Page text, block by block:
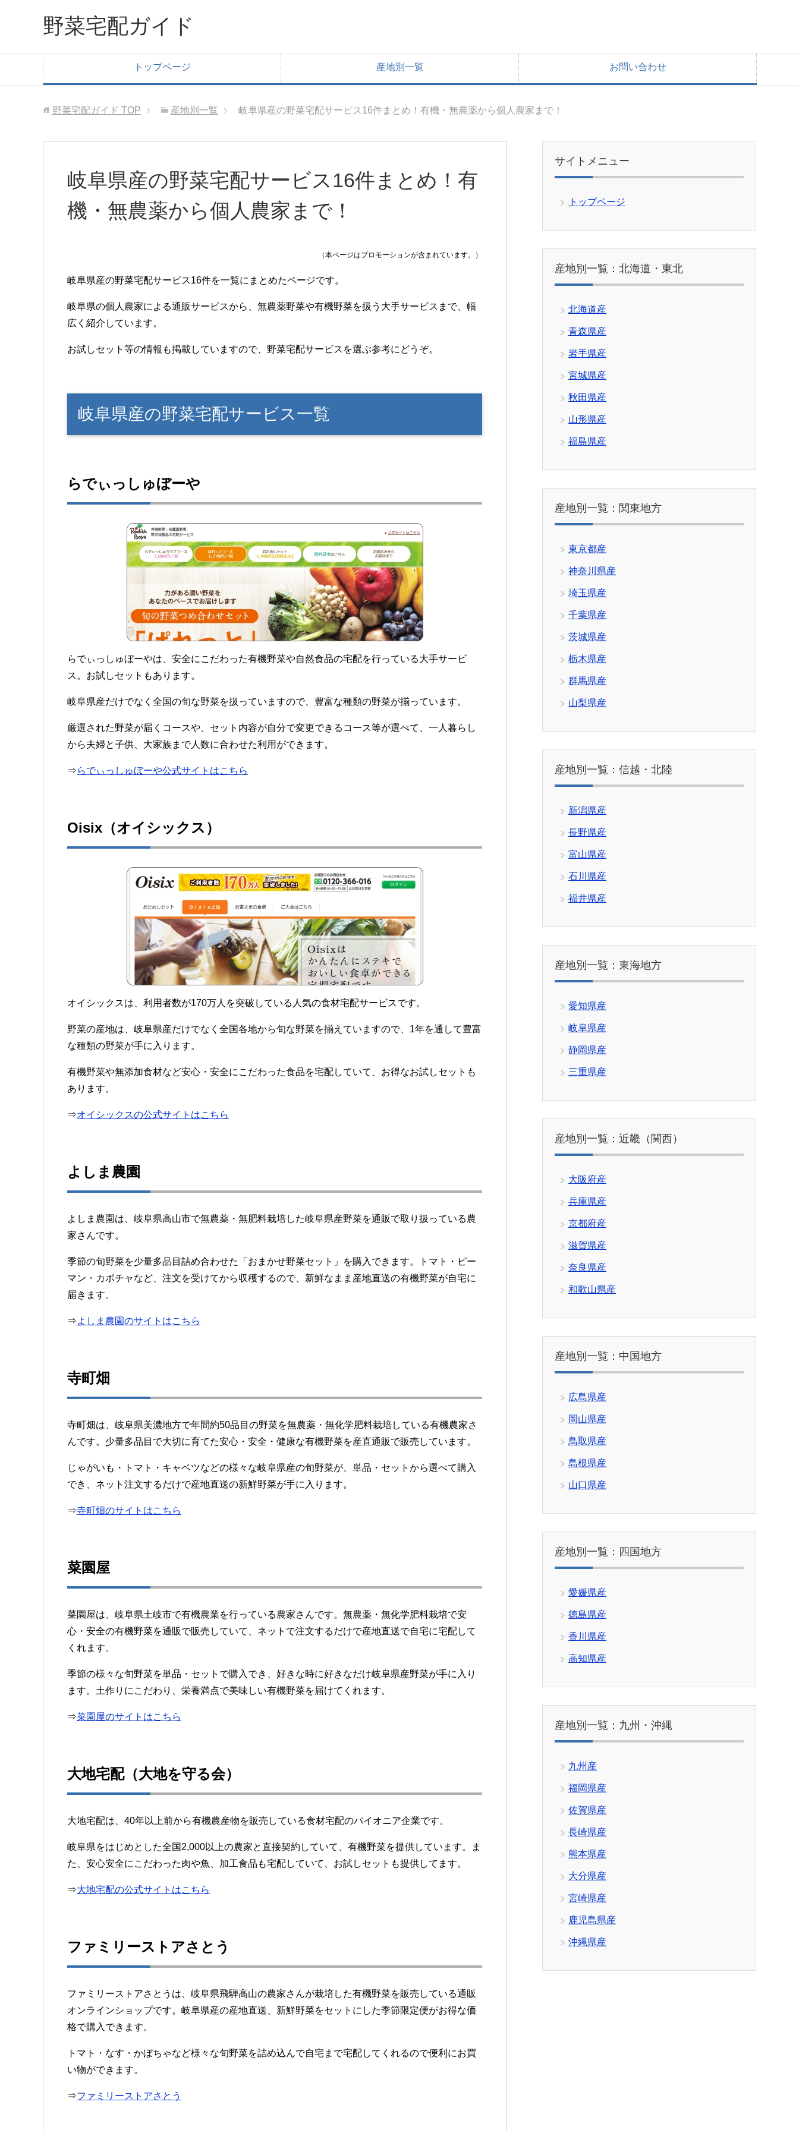
野菜宅配ガイド
トップページ 産地別一覧 お問い合わせ
野菜宅配ガイド TOP 産地別一覧 岐阜県産の野菜宅配サービス16件まとめ！有機・無農薬から個人農家まで！
岐阜県産の野菜宅配サービス16件まとめ！有
機・無農薬から個人農家まで！
（本ページはプロモーションが含まれています。）
岐阜県産の野菜宅配サービス16件を一覧にまとめたページです。
岐阜県の個人農家による通販サービスから、無農薬野菜や有機野菜を扱う大手サービスまで、幅
広く紹介しています。
お試しセット等の情報も掲載していますので、野菜宅配サービスを選ぶ参考にどうぞ。
岐阜県産の野菜宅配サービス一覧
らでぃっしゅぼーや
らでぃっしゅぼーやは、安全にこだわった有機野菜や自然食品の宅配を行っている大手サービ
ス。お試しセットもあります。
岐阜県産だけでなく全国の旬な野菜を扱っていますので、豊富な種類の野菜が揃っています。
厳選された野菜が届くコースや、セット内容が自分で変更できるコース等が選べて、一人暮らし
から夫婦と子供、大家族まで人数に合わせた利用ができます。
⇒らでぃっしゅぼーや公式サイトはこちら
Oisix（オイシックス）
オイシックスは、利用者数が170万人を突破している人気の食材宅配サービスです。
野菜の産地は、岐阜県産だけでなく全国各地から旬な野菜を揃えていますので、1年を通して豊富
な種類の野菜が手に入ります。
有機野菜や無添加食材など安心・安全にこだわった食品を宅配していて、お得なお試しセットも
あります。
⇒オイシックスの公式サイトはこちら
よしま農園
よしま農園は、岐阜県高山市で無農薬・無肥料栽培した岐阜県産野菜を通販で取り扱っている農
家さんです。
季節の旬野菜を少量多品目詰め合わせた「おまかせ野菜セット」を購入できます。トマト・ピー
マン・カボチャなど、注文を受けてから収穫するので、新鮮なまま産地直送の有機野菜が自宅に
届きます。
⇒よしま農園のサイトはこちら
寺町畑
寺町畑は、岐阜県美濃地方で年間約50品目の野菜を無農薬・無化学肥料栽培している有機農家さ
んです。少量多品目で大切に育てた安心・安全・健康な有機野菜を産直通販で販売しています。
じゃがいも・トマト・キャベツなどの様々な岐阜県産の旬野菜が、単品・セットから選べて購入
でき、ネット注文するだけで産地直送の新鮮野菜が手に入ります。
⇒寺町畑のサイトはこちら
菜園屋
菜園屋は、岐阜県土岐市で有機農業を行っている農家さんです。無農薬・無化学肥料栽培で安
心・安全の有機野菜を通販で販売していて、ネットで注文するだけで産地直送で自宅に宅配して
くれます。
季節の様々な旬野菜を単品・セットで購入でき、好きな時に好きなだけ岐阜県産野菜が手に入り
ます。土作りにこだわり、栄養満点で美味しい有機野菜を届けてくれます。
⇒菜園屋のサイトはこちら
大地宅配（大地を守る会）
大地宅配は、40年以上前から有機農産物を販売している食材宅配のパイオニア企業です。
岐阜県をはじめとした全国2,000以上の農家と直接契約していて、有機野菜を提供しています。ま
た、安心安全にこだわった肉や魚、加工食品も宅配していて、お試しセットも提供してます。
⇒大地宅配の公式サイトはこちら
ファミリーストアさとう
ファミリーストアさとうは、岐阜県飛騨高山の農家さんが栽培した有機野菜を販売している通販
オンラインショップです。岐阜県産の産地直送、新鮮野菜をセットにした季節限定便がお得な価
格で購入できます。
トマト・なす・かぼちゃなど様々な旬野菜を詰め込んで自宅まで宅配してくれるので便利にお買
い物ができます。
⇒ファミリーストアさとう
サイトメニュー
トップページ
産地別一覧：北海道・東北
北海道産
青森県産
岩手県産
宮城県産
秋田県産
山形県産
福島県産
産地別一覧：関東地方
東京都産
神奈川県産
埼玉県産
千葉県産
茨城県産
栃木県産
群馬県産
山梨県産
産地別一覧：信越・北陸
新潟県産
長野県産
富山県産
石川県産
福井県産
産地別一覧：東海地方
愛知県産
岐阜県産
静岡県産
三重県産
産地別一覧：近畿（関西）
大阪府産
兵庫県産
京都府産
滋賀県産
奈良県産
和歌山県産
産地別一覧：中国地方
広島県産
岡山県産
鳥取県産
島根県産
山口県産
産地別一覧：四国地方
愛媛県産
徳島県産
香川県産
高知県産
産地別一覧：九州・沖縄
九州産
福岡県産
佐賀県産
長崎県産
熊本県産
大分県産
宮崎県産
鹿児島県産
沖縄県産